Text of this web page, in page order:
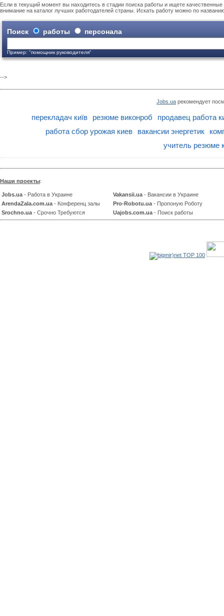
Если в текущий момент вы находитесь в стадии поиска работы и ищете
внимание на каталог лучших работодателей страны. Искать работу можно по
Поиск работы персонала
Пример: "помощник руководителя"
-->
Jobs.ua рекомендует
перекладач київ резюме виконроб
продавец работа
работа сбор урожая киев
вакансии энергетик
учитель резюме
Наши проекты:
Jobs.ua - Работа в Украине Vakansii.ua - Вакансии в Украине
ArendaZala.com.ua - Конференц залы Pro-Robotu.ua - Пропоную Роботу
Srochno.ua - Срочно Требуются Uajobs.com.ua - Поиск работы